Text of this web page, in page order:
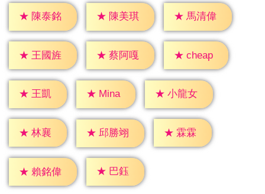
★ 陳泰銘 ★ 陳美琪 ★ 馬清偉
★ 王國旌 ★ 蔡阿嘎 ★ cheap
★ 王凱 ★ Mina ★ 小龍女
★ 林襄 ★ 邱勝翊 ★ 霖霖
★ 賴銘偉 ★ 巴鈺